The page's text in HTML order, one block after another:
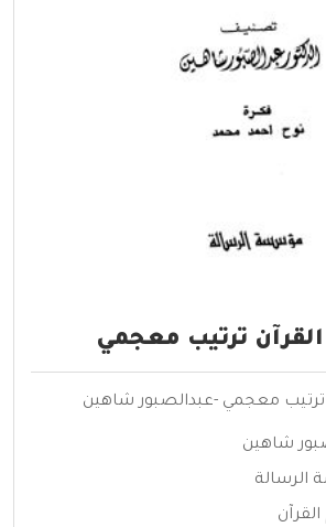
ترتيب معجمي
معجمي -عبدالصبور شاهين
شاهين